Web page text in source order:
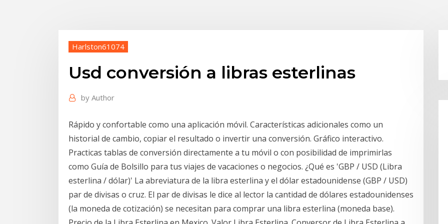
Harlston61074
Usd conversión a libras esterlinas
by Author
Rápido y confortable como una aplicación móvil. Características adicionales como un
historial de cambio, copiar el resultado o invertir una conversión. Gráfico interactivo.
Practicas tablas de conversión directamente a tu móvil o con posibilidad de imprimirlas
como Guía de Bolsillo para tus viajes de vacaciones o negocios. ¿Qué es 'GBP / USD (Libra
esterlina / dólar)' La abreviatura de la libra esterlina y el dólar estadounidense (GBP / USD)
par de divisas o cruz. El par de divisas le dice al lector la cantidad de dólares estadounidenses
(la moneda de cotización) se necesitan para comprar una libra esterlina (moneda base).